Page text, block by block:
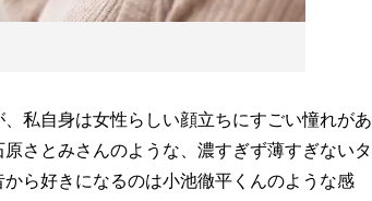
私自身は女性らしい顔立ちにすごい憧れがあ
さとみさんのような、濃すぎず薄すぎないタ
ら好きになるのは小池徹平くんのような感